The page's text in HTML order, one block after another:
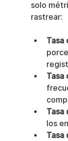
solo
rastrear:
Tasa
Tasa
Tasa
los
Tasa